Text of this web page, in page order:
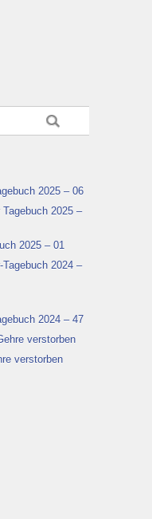
2025 – 06
Tagebuch 2025 –
2025 – 01
Tagebuch 2024 –
2024 – 47
verstorben
verstorben